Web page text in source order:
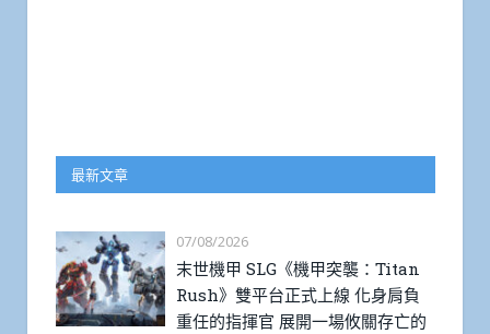
最新文章
07/08/2026
末世機甲 SLG《機甲突襲：Titan
Rush》雙平台正式上線 化身肩負
重任的指揮官 展開一場攸關存亡的